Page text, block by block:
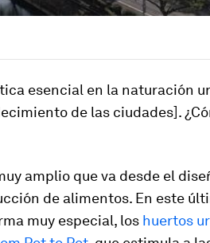
esencial en la naturación
de las ciudades].
amplio que va desde el
de alimentos. En este
muy especial, los huertos